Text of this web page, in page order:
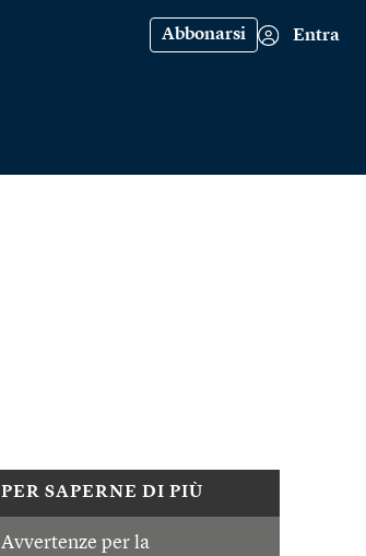
Abbonarsi Entra
PER SAPERNE DI PIÙ
Avvertenze per la